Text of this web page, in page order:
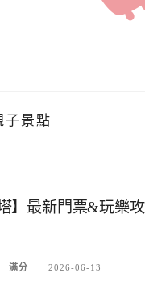
子景點
塔】最新門票&玩樂
滿分 2026-06-13